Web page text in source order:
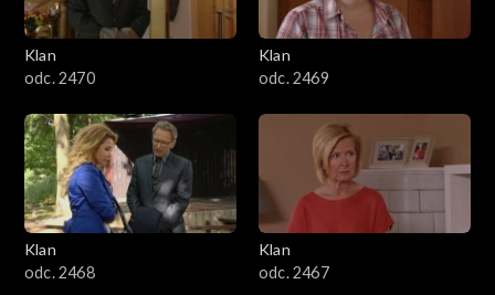
Klan
odc. 2470
Klan
odc. 2469
Klan
odc. 2468
Klan
odc. 2467